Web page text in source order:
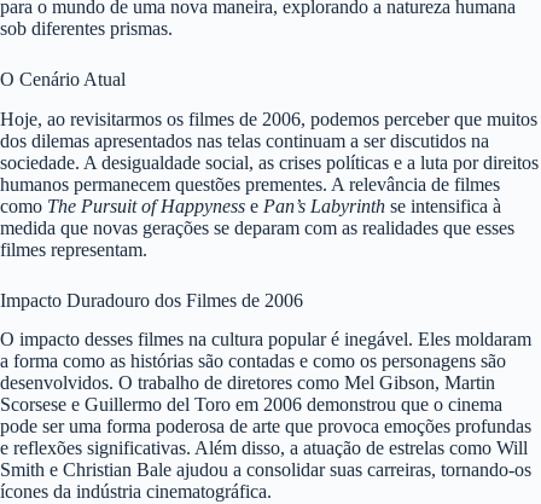
para o mundo de uma nova maneira, explorando a natureza humana
sob diferentes prismas.
O Cenário Atual
Hoje, ao revisitarmos os filmes de 2006, podemos perceber que muitos
dos dilemas apresentados nas telas continuam a ser discutidos na
sociedade. A desigualdade social, as crises políticas e a luta por direitos
humanos permanecem questões prementes. A relevância de filmes
como The Pursuit of Happyness e Pan’s Labyrinth se intensifica à
medida que novas gerações se deparam com as realidades que esses
filmes representam.
Impacto Duradouro dos Filmes de 2006
O impacto desses filmes na cultura popular é inegável. Eles moldaram
a forma como as histórias são contadas e como os personagens são
desenvolvidos. O trabalho de diretores como Mel Gibson, Martin
Scorsese e Guillermo del Toro em 2006 demonstrou que o cinema
pode ser uma forma poderosa de arte que provoca emoções profundas
e reflexões significativas. Além disso, a atuação de estrelas como Will
Smith e Christian Bale ajudou a consolidar suas carreiras, tornando-os
ícones da indústria cinematográfica.